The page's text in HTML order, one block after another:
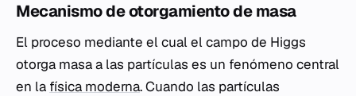
Mecanismo de otorgamiento de masa
El proceso mediante el cual el campo de Higgs
otorga masa a las partículas es un fenómeno central
en la física moderna. Cuando las partículas